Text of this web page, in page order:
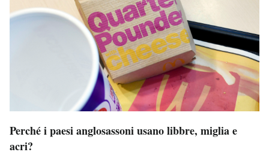
Perché i paesi anglosassoni usano libbre, miglia e
acri?